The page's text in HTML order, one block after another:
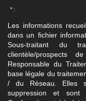
* :
Les informations
dans un fichier
Sous-traitant du
clientèle/prospects
Responsable du
base légale du
/ du Réseau. Elles
suppression et sont